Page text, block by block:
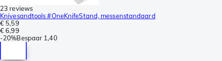
23 reviews
Knivesandtools #OneKnifeStand, messenstandaard
€ 5,59
€ 6,99
-20%Bespaar 1,40